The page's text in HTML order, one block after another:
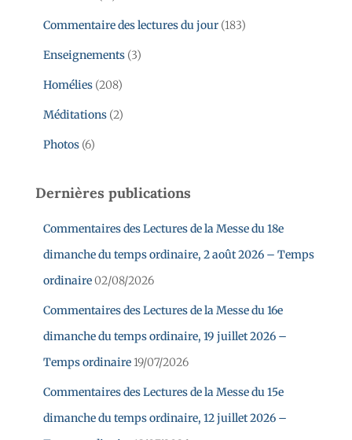
Commentaire des lectures du jour (183)
Enseignements (3)
Homélies (208)
Méditations (2)
Photos (6)
Dernières publications
Commentaires des Lectures de la Messe du 18e
dimanche du temps ordinaire, 2 août 2026 – Temps
ordinaire02/08/2026
Commentaires des Lectures de la Messe du 16e
dimanche du temps ordinaire, 19 juillet 2026 –
Temps ordinaire 19/07/2026
Commentaires des Lectures de la Messe du 15e
dimanche du temps ordinaire, 12 juillet 2026 –